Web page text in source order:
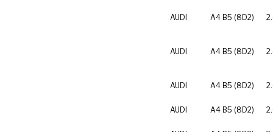
AUDI A4 B5 (8D2)
AUDI A4 B5 (8D2)
AUDI A4 B5 (8D2)
AUDI A4 B5 (8D2)